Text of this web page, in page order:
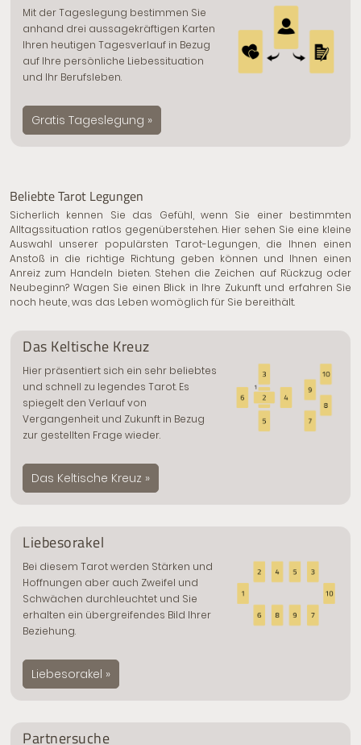
Mit der Tageslegung bestimmen Sie
anhand drei aussagekräftigen Karten
Ihren heutigen Tagesverlauf in Bezug
auf Ihre persönliche Liebessituation
und Ihr Berufsleben.
Gratis Tageslegung »
Beliebte Tarot Legungen
Sicherlich kennen Sie das Gefühl, wenn Sie einer bestimmten
Alltagssituation ratlos gegenüberstehen. Hier sehen Sie eine kleine
Auswahl unserer populärsten Tarot-Legungen, die Ihnen einen
Anstoß in die richtige Richtung geben können und Ihnen einen
Anreiz zum Handeln bieten. Stehen die Zeichen auf Rückzug oder
Neubeginn? Wagen Sie einen Blick in Ihre Zukunft und erfahren Sie
noch heute, was das Leben womöglich für Sie bereithält.
Das Keltische Kreuz
Hier präsentiert sich ein sehr beliebtes
und schnell zu legendes Tarot. Es
spiegelt den Verlauf von
Vergangenheit und Zukunft in Bezug
zur gestellten Frage wieder.
Das Keltische Kreuz »
Liebesorakel
Bei diesem Tarot werden Stärken und
Hoffnungen aber auch Zweifel und
Schwächen durchleuchtet und Sie
erhalten ein übergreifendes Bild Ihrer
Beziehung.
Liebesorakel »
Partnersuche